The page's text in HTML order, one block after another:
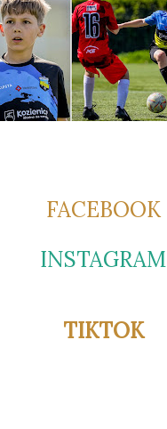
FACEBOOK
INSTAGRAM
TIKTOK